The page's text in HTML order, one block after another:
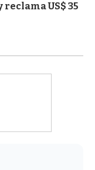
US$ 35